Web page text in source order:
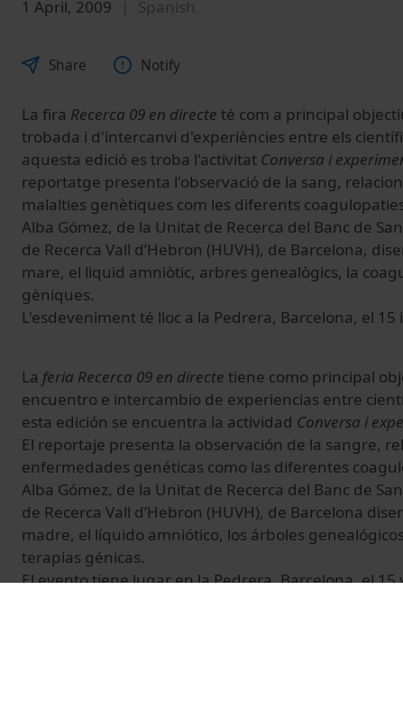
1 April, 2009 Spanish
Share Notify
La fira Recerca 09 en directe té com a principal
trobada i d'intercanvi d'experiències entre els
aquesta edició es troba l'activitat Conversa i
reportatge presenta l'observació de la sang,
malalties genètiques com les diferents
Alba Gómez, de la Unitat de Recerca del Banc de
de Recerca Vall d’Hebron (HUVH), de Barcelona,
mare, el liquid amniòtic, arbres genealògics, la
gèniques.
L'esdeveniment té lloc a la Pedrera, Barcelona, el 15
La feria Recerca 09 en directe tiene como principal
encuentro e intercambio de experiencias entre
esta edición se encuentra la actividad Conversa i
El reportaje presenta la observación de la sangre,
enfermedades genéticas como las diferentes
Alba Gómez, de la Unitat de Recerca del Banc de
de Recerca Vall d’Hebron (HUVH), de Barcelona
madre, el líquido amniótico, los árboles
terapias génicas.
El evento tiene lugar en la Pedrera, Barcelona, el 15